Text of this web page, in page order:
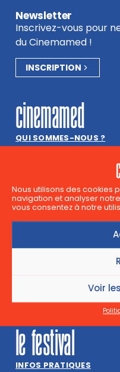
Nous utilisons des cookies
navigation et analyser
vous consentez à notre
Voir
Newsletter
Inscrivez-vous pour
du Cinemamed !
INSCRIPTION
cinemamed
QUI SOMMES-NOUS ?
JOBS, STAGES &
contact
Aurélie Losseau et
+32(0) 2 800 81 72
INFO@CINEMAMED.BE
le festival
INFOS PRATIQUES